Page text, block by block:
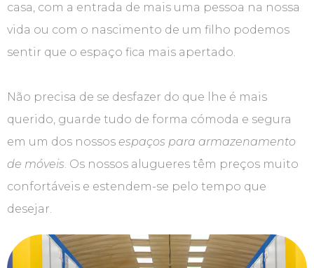
casa, com a entrada de mais uma pessoa na nossa
vida ou com o nascimento de um filho podemos
sentir que o espaço fica mais apertado.
Não precisa de se desfazer do que lhe é mais
querido, guarde tudo de forma cómoda e segura
em um dos nossos espaços para armazenamento
de móveis. Os nossos alugueres têm preços muito
confortáveis e estendem-se pelo tempo que
desejar.